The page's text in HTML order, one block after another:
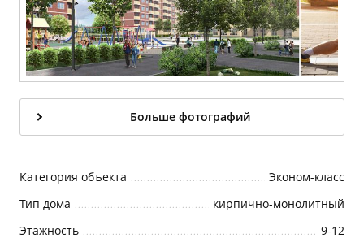
Больше фотографий
Категория объекта
Эконом-класс
Тип дома
кирпично-монолитный
Этажность
9-12